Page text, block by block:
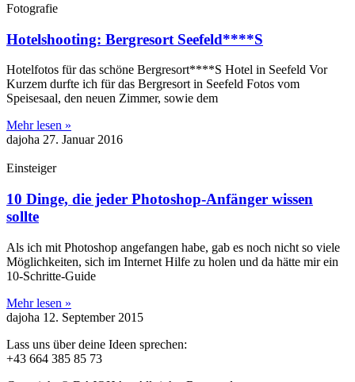
Fotografie
Hotelshooting: Bergresort Seefeld****S
Hotelfotos für das schöne Bergresort****S Hotel in Seefeld Vor
Kurzem durfte ich für das Bergresort in Seefeld Fotos vom
Speisesaal, den neuen Zimmer, sowie dem
Mehr lesen »
dajoha 27. Januar 2016
Einsteiger
10 Dinge, die jeder Photoshop-Anfänger wissen
sollte
Als ich mit Photoshop angefangen habe, gab es noch nicht so viele
Möglichkeiten, sich im Internet Hilfe zu holen und da hätte mir ein
10-Schritte-Guide
Mehr lesen »
dajoha 12. September 2015
Lass uns über deine Ideen sprechen:
+43 664 385 85 73